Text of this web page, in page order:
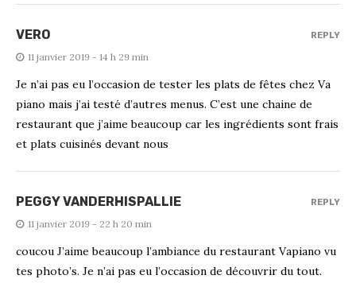
VERO
11 janvier 2019 - 14 h 29 min
Je n’ai pas eu l’occasion de tester les plats de fêtes chez Va
piano mais j’ai testé d’autres menus. C’est une chaine de
restaurant que j’aime beaucoup car les ingrédients sont frais
et plats cuisinés devant nous
REPLY
PEGGY VANDERHISPALLIE
11 janvier 2019 - 22 h 20 min
coucou J’aime beaucoup l’ambiance du restaurant Vapiano vu
tes photo’s. Je n’ai pas eu l’occasion de découvrir du tout.
REPLY